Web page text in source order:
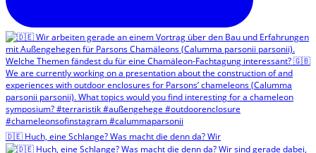
🇩🇪 Huch, eine Schlange? Was macht die denn da? Wir